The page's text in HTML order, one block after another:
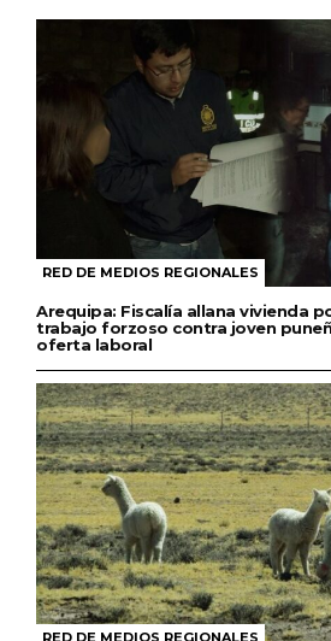
RED DE MEDIOS REGIONALES
Arequipa: Fiscalía allana vivienda
trabajo forzoso contra joven
oferta laboral